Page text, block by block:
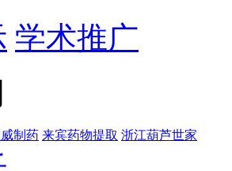
学术推广
制药 来宾药物提取 浙江葫芦世家